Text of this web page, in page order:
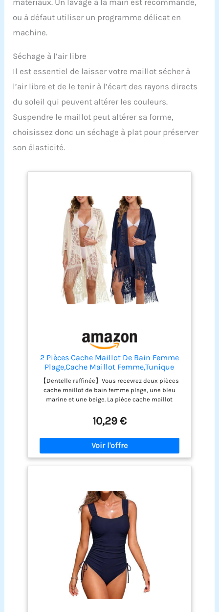
ou à défaut utiliser un programme délicat en
machine.
Séchage à l’air libre
Il est essentiel de laisser votre maillot sécher à
l’air libre et de le tenir à l’écart des rayons directs
du soleil qui peuvent altérer les couleurs.
Suspendre le maillot peut altérer sa forme,
choisissez donc un séchage à plat pour préserver
son élasticité.
2 Pièces Cache Maillot De Bain Femme
Plage,Cache Maillot Femme,Tunique
Plage Deux Coloris Disponibles Tissu En
Maille Respirante Confortable Séchage
Rapide Entretien Facile Idéal Pour Les
Vacances
【Dentelle raffinée】Vous recevrez deux pièces
cache maillot de bain femme plage, une bleu
marine et une beige. La pièce cache maillot
les tissus doux et texturés créent une beauté
vaporeuse et envoûtante. Cette pièce tunique
plage peut se porter aussi bien par-dessus un
bikini que comme robe-châle élégante, idéale
pour une journée à la plage. 【Tissu respirant】
Confectionnée dans un mélange de tissus doux et
la peau. Sa cache maillot de bain femme plage
structure en maille intégrée assure une
excellente respirabilité et prévient la
transpiration, procurant une sensation de
fraîcheur instantanée au contact de la peau.
Alliant confort et respirabilité, elle est
parfaitement adaptée aux chaudes journées d'été
à la plage. 【Style et élégance】Ornée de délicates
franges qui ondulent doucement, la pièce cache
maillot femme dégage un charme pétillant et
s'inscrit parfaitement dans la tendance actuelle
des tenues de vacances. Par ailleurs, le décolleté
10,29 €